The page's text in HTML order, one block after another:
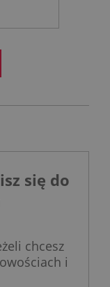
się do
chcesz
i